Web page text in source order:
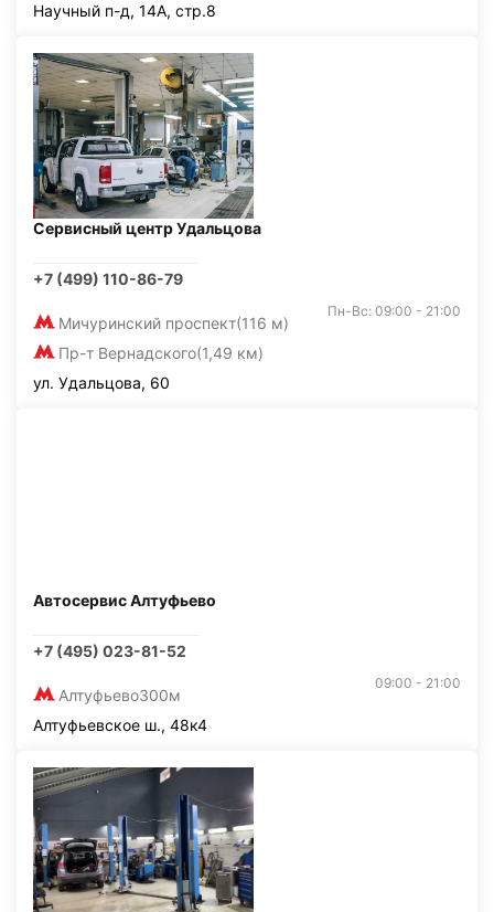
Научный п-д, 14А, стр.8
Сервисный центр Удальцова
+7 (499) 110-86-79
Мичуринский проспект(116 м)
Пр-т Вернадского(1,49 км)
Пн-Вс: 09:00 - 21:00
ул. Удальцова, 60
Автосервис Алтуфьево
+7 (495) 023-81-52
Алтуфьево300м
09:00 - 21:00
Алтуфьевское ш., 48к4